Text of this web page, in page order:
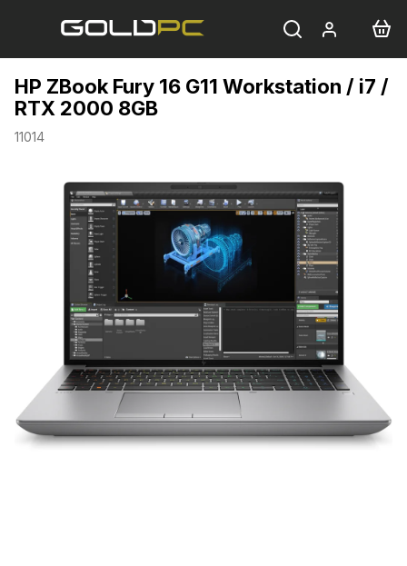
HP ZBook Fury 16 G11 Workstation / i7 /
RTX 2000 8GB
11014